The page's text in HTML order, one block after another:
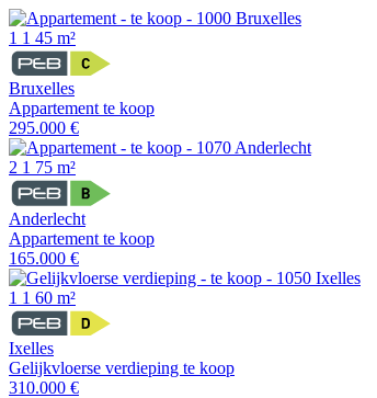
1 1 45 m²
Bruxelles
Appartement te koop
295.000 €
2 1 75 m²
Anderlecht
Appartement te koop
165.000 €
1 1 60 m²
Ixelles
Gelijkvloerse verdieping te koop
310.000 €